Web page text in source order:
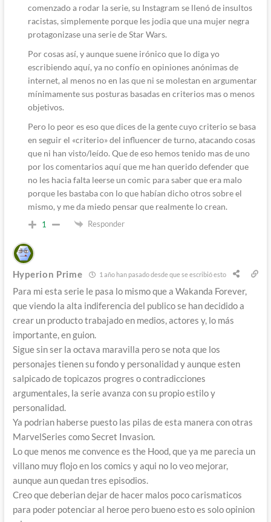
comenzado a rodar la serie, su Instagram se llenó de insultos
racistas, simplemente porque les jodia que una mujer negra
protagonizase una serie de Star Wars.
Por cosas así, y aunque suene irónico que lo diga yo
escribiendo aquí, ya no confío en opiniones anónimas de
internet, al menos no en las que ni se molestan en argumentar
mínimamente sus posturas basadas en criterios mas o menos
objetivos.
Pero lo peor es eso que dices de la gente cuyo criterio se basa
en seguir el «criterio» del influencer de turno, atacando cosas
que ni han visto/leído. Que de eso hemos tenido mas de uno
por los comentarios aquí que me han querido defender que
no les hacia falta leerse un comic para saber que era malo
porque les bastaba con lo que habían dicho otros sobre el
mismo, y me da miedo pensar que realmente lo crean.
1 Responder
Hyperion Prime 1 año han pasado desde que se escribió esto
Para mi esta serie le pasa lo mismo que a Wakanda Forever,
que viendo la alta indiferencia del publico se han decidido a
crear un producto trabajado en medios, actores y, lo más
importante, en guion.
Sigue sin ser la octava maravilla pero se nota que los
personajes tienen su fondo y personalidad y aunque esten
salpicado de topicazos progres o contradicciones
argumentales, la serie avanza con su propio estilo y
personalidad.
Ya podrian haberse puesto las pilas de esta manera con otras
MarvelSeries como Secret Invasion.
Lo que menos me convence es the Hood, que ya me parecia un
villano muy flojo en los comics y aqui no lo veo mejorar,
aunque aun quedan tres episodios.
Creo que deberian dejar de hacer malos poco carismaticos
para poder potenciar al heroe pero bueno esto es solo opinion